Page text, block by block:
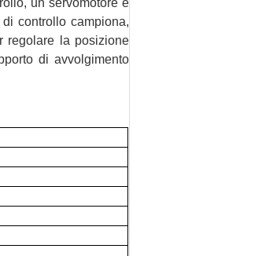
un servomotore e
controllo campiona,
regolare la posizione
di avvolgimento